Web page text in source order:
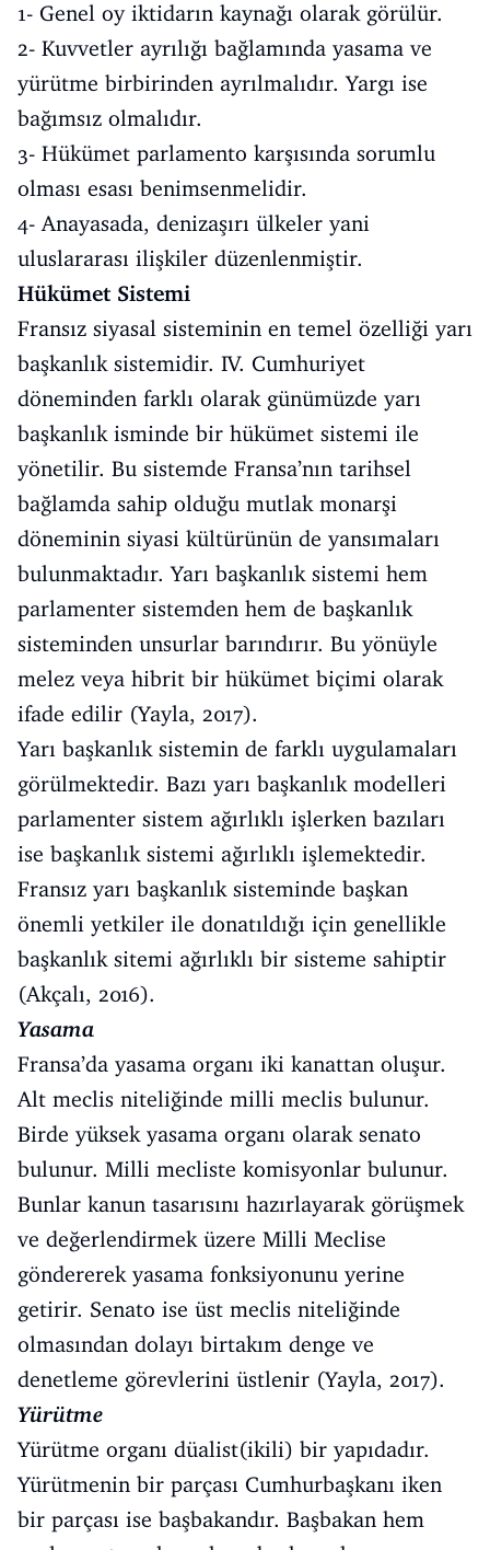
1- Genel oy iktidarın kaynağı olarak görülür.
2- Kuvvetler ayrılığı bağlamında yasama ve
yürütme birbirinden ayrılmalıdır. Yargı ise
bağımsız olmalıdır.
3- Hükümet parlamento karşısında sorumlu
olması esası benimsenmelidir.
4- Anayasada, denizaşırı ülkeler yani
uluslararası ilişkiler düzenlenmiştir.
Hükümet Sistemi
Fransız siyasal sisteminin en temel özelliği yarı
başkanlık sistemidir. IV. Cumhuriyet
döneminden farklı olarak günümüzde yarı
başkanlık isminde bir hükümet sistemi ile
yönetilir. Bu sistemde Fransa’nın tarihsel
bağlamda sahip olduğu mutlak monarşi
döneminin siyasi kültürünün de yansımaları
bulunmaktadır. Yarı başkanlık sistemi hem
parlamenter sistemden hem de başkanlık
sisteminden unsurlar barındırır. Bu yönüyle
melez veya hibrit bir hükümet biçimi olarak
ifade edilir (Yayla, 2017).
Yarı başkanlık sistemin de farklı uygulamaları
görülmektedir. Bazı yarı başkanlık modelleri
parlamenter sistem ağırlıklı işlerken bazıları
ise başkanlık sistemi ağırlıklı işlemektedir.
Fransız yarı başkanlık sisteminde başkan
önemli yetkiler ile donatıldığı için genellikle
başkanlık sitemi ağırlıklı bir sisteme sahiptir
(Akçalı, 2016).
Yasama
Fransa’da yasama organı iki kanattan oluşur.
Alt meclis niteliğinde milli meclis bulunur.
Birde yüksek yasama organı olarak senato
bulunur. Milli mecliste komisyonlar bulunur.
Bunlar kanun tasarısını hazırlayarak görüşmek
ve değerlendirmek üzere Milli Meclise
göndererek yasama fonksiyonunu yerine
getirir. Senato ise üst meclis niteliğinde
olmasından dolayı birtakım denge ve
denetleme görevlerini üstlenir (Yayla, 2017).
Yürütme
Yürütme organı düalist(ikili) bir yapıdadır.
Yürütmenin bir parçası Cumhurbaşkanı iken
bir parçası ise başbakandır. Başbakan hem